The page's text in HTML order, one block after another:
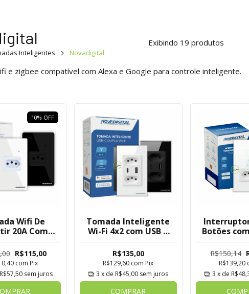
Inteligentes Novadigital
Exibindo 19 produtos
e zigbee compatível com Alexa e Google para controle inteligente.
10% OFF
Wifi De
20A Com
TuyaR$115,00
com Pix
R$57,50 sem juros
Tomada Inteligente
Wi-Fi 4x2 com USB e
Tuya
R$135,00
R$129,60 com Pix
3 x de R$45,00 sem juros
COMPRAR
Botões
R$150,14
R$139,20
3 x de